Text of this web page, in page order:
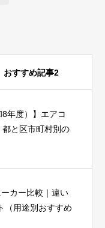
おすすめ記事2
8年度）】エアコ
と区市町村別の
カー比較｜違い
（用途別おすすめ
を比較｜SE3
論を出せる診断つ
ー資格は必要？
から目指す方法